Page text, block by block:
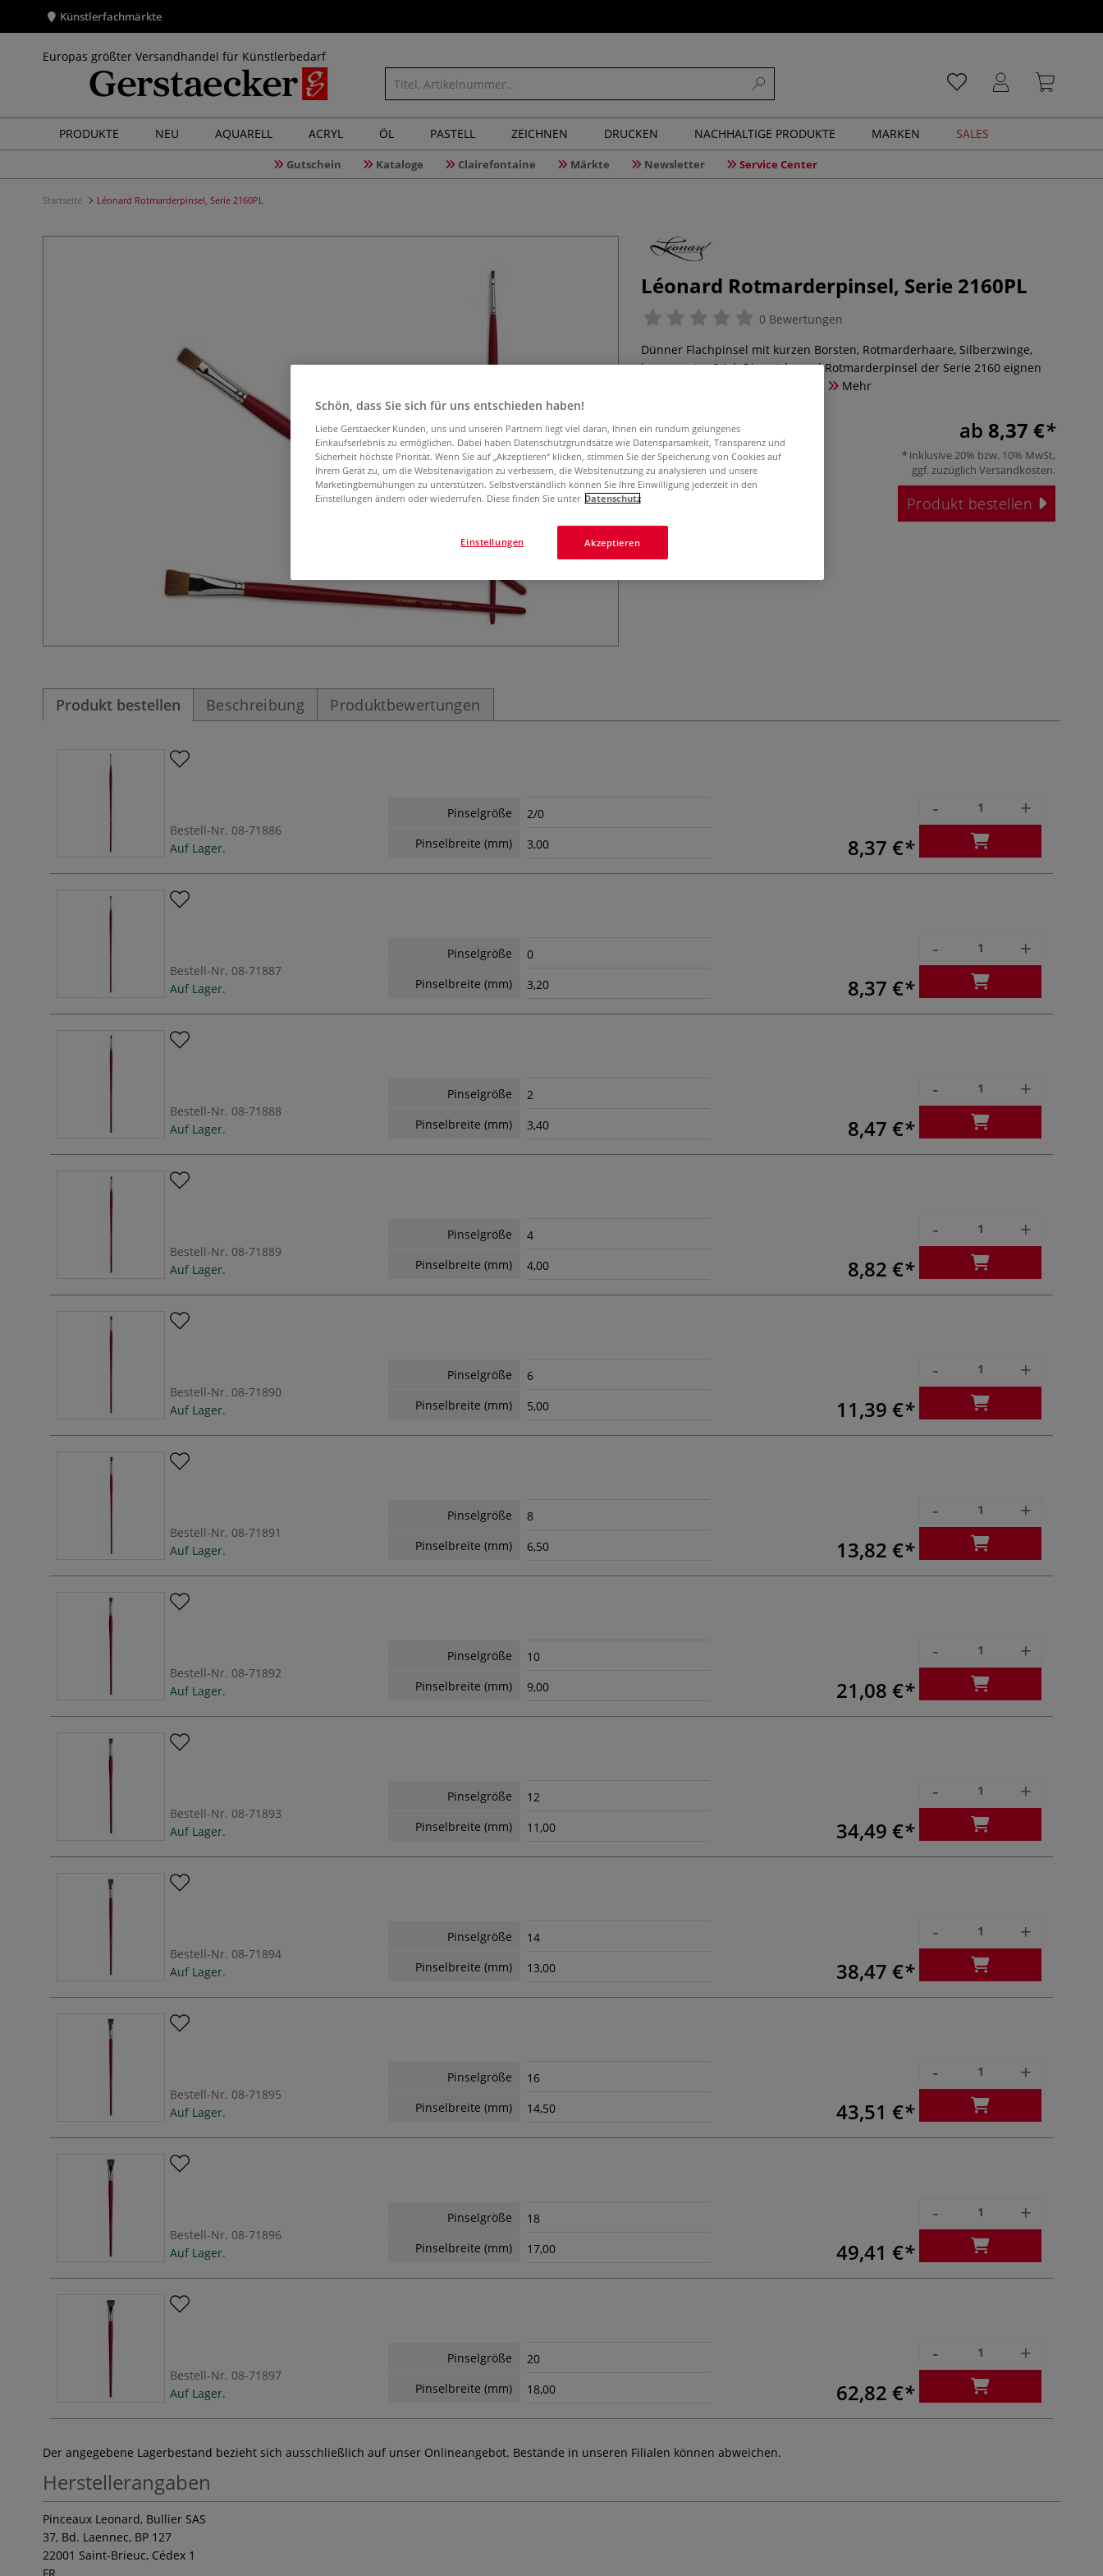
Künstlerfachmärkte
Europas größter Versandhandel für Künstlerbedarf
PRODUKTE NEU AQUARELL ACRYL ÖL PASTELL ZEICHNEN DRUCKEN NACHHALTIGE PRODUKTE MARKEN SALES
Gutschein Kataloge Clairefontaine Märkte Newsletter Service Center
Startseite Léonard Rotmarderpinsel, Serie 2160PL
Léonard Rotmarderpinsel, Serie 2160PL
0 Bewertungen
Dünner Flachpinsel mit kurzen Borsten, Rotmarderhaare, Silberzwinge,
langer, roter Stiel. Diese Léonard Rotmarderpinsel der Serie 2160 eignen
Mehr
ab 8,37 €
inklusive 20% bzw. 10% MwSt,
ggf. zuzüglich Versandkosten.
Produkt bestellen
Produkt bestellen Beschreibung Produktbewertungen
Bestell-Nr. 08-71886
Auf Lager.
Pinselgröße
2/0
Pinselbreite (mm)
3,00 8,37 €
- +
Bestell-Nr. 08-71887
Auf Lager.
Pinselgröße
0
Pinselbreite (mm)
3,20 8,37 €
- +
Bestell-Nr. 08-71888
Auf Lager.
Pinselgröße
2
Pinselbreite (mm)
3,40 8,47 €
- +
Bestell-Nr. 08-71889
Auf Lager.
Pinselgröße
4
Pinselbreite (mm)
4,00 8,82 €
- +
Bestell-Nr. 08-71890
Auf Lager.
Pinselgröße
6
Pinselbreite (mm)
5,00 11,39 €
- +
Bestell-Nr. 08-71891
Auf Lager.
Pinselgröße
8
Pinselbreite (mm)
6,50 13,82 €
- +
Bestell-Nr. 08-71892
Auf Lager.
Pinselgröße
10
Pinselbreite (mm)
9,00 21,08 €
- +
Bestell-Nr. 08-71893
Auf Lager.
Pinselgröße
12
Pinselbreite (mm)
11,00 34,49 €
- +
Bestell-Nr. 08-71894
Auf Lager.
Pinselgröße
14
Pinselbreite (mm)
13,00 38,47 €
- +
Bestell-Nr. 08-71895
Auf Lager.
Pinselgröße
16
Pinselbreite (mm)
14,50 43,51 €
- +
Bestell-Nr. 08-71896
Auf Lager.
Pinselgröße
18
Pinselbreite (mm)
17,00 49,41 €
- +
Bestell-Nr. 08-71897
Auf Lager.
Pinselgröße
20
Pinselbreite (mm)
18,00 62,82 €
- +
Der angegebene Lagerbestand bezieht sich ausschließlich auf unser Onlineangebot. Bestände in unseren Filialen können abweichen.
Herstellerangaben
Pinceaux Leonard, Bullier SAS
37, Bd. Laennec, BP 127
22001 Saint-Brieuc, Cédex 1
Schön, dass Sie sich für uns entschieden haben!
Liebe Gerstaecker Kunden, uns und unseren Partnern liegt viel daran, Ihnen ein rundum gelungenes
Einkaufserlebnis zu ermöglichen. Dabei haben Datenschutzgrundsätze wie Datensparsamkeit, Transparenz und
Sicherheit höchste Priorität. Wenn Sie auf „Akzeptieren“ klicken, stimmen Sie der Speicherung von Cookies auf
Ihrem Gerät zu, um die Websitenavigation zu verbessern, die Websitenutzung zu analysieren und unsere
Marketingbemühungen zu unterstützen. Selbstverständlich können Sie Ihre Einwilligung jederzeit in den
Einstellungen ändern oder wiederrufen. Diese finden Sie unter Datenschutz
Akzeptieren
Einstellungen